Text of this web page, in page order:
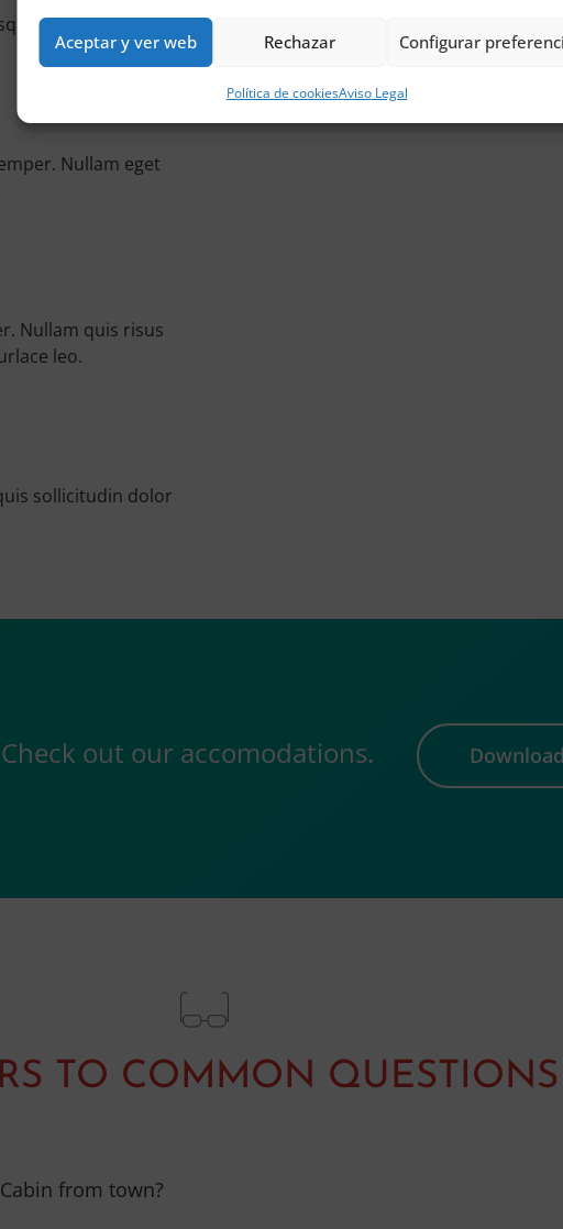
Aceptar y ver web Rechazar Configurar
Política de cookiesAviso Legal
nunc eu sagittis rhoncus. Mauris eget ullamcorper tortor.
Nullam eget
Nullam quis risus
leo.
sollicitudin dolor
out our accomodations.
TO COMMON QUESTIONS
from town?